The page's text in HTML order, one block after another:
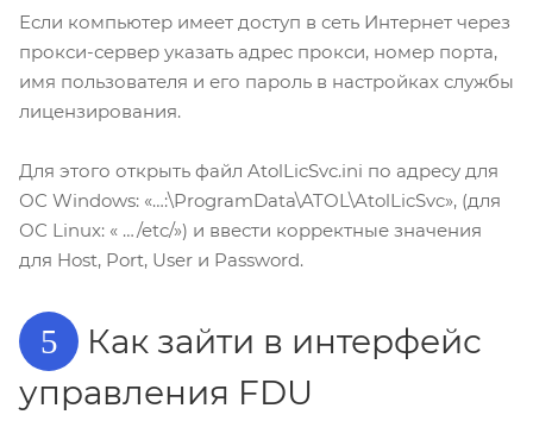
Если компьютер имеет доступ в сеть Интернет через
прокси-сервер указать адрес прокси, номер порта,
имя пользователя и его пароль в настройках службы
лицензирования.
Для этого открыть файл AtolLicSvc.ini по адресу для
ОС Windows: «…:\ProgramData\ATOL\AtolLicSvc», (для
ОС Linux: « …/etc/») и ввести корректные значения
для Host, Port, User и Password.
5
Как зайти в интерфейс
управления FDU